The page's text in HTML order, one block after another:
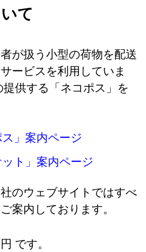
て
が扱う小型の荷物を配送
ービスを利用していま
供する「ネコポス」を
」案内ページ
ト」案内ページ
のウェブサイトではすべ
案内しております。
です。